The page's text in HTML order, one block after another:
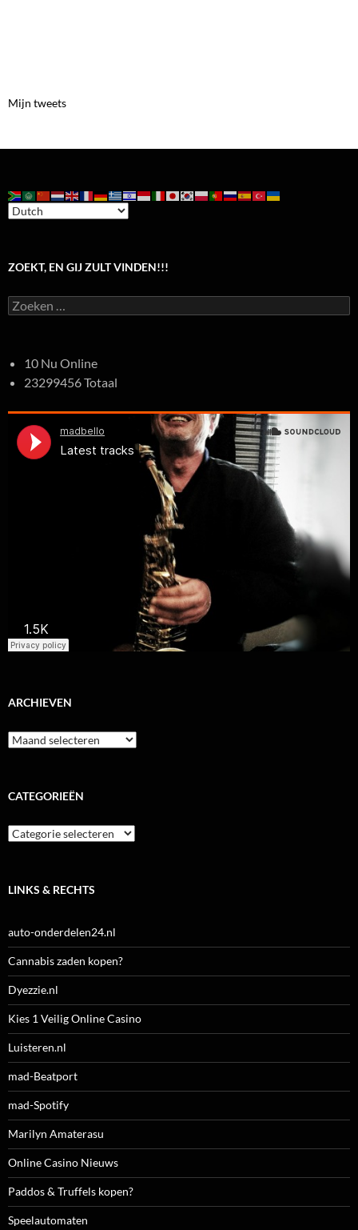
Mijn tweets
ZOEKT, EN GIJ ZULT VINDEN!!!
Zoeken
naar:
10 Nu Online
23299456 Totaal
ARCHIEVEN
Archieven
CATEGORIEËN
Categorieën
LINKS & RECHTS
auto-onderdelen24.nl
Cannabis zaden kopen?
Dyezzie.nl
Kies 1 Veilig Online Casino
Luisteren.nl
mad-Beatport
mad-Spotify
Marilyn Amaterasu
Online Casino Nieuws
Paddos & Truffels kopen?
Speelautomaten